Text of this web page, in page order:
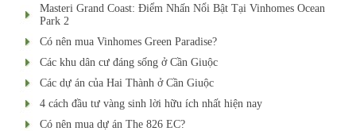
Masteri Grand Coast: Điểm Nhấn Nổi Bật Tại Vinhomes Ocean
Park 2
Có nên mua Vinhomes Green Paradise?
Các khu dân cư đáng sống ở Cần Giuộc
Các dự án của Hai Thành ở Cần Giuộc
4 cách đầu tư vàng sinh lời hữu ích nhất hiện nay
Có nên mua dự án The 826 EC?